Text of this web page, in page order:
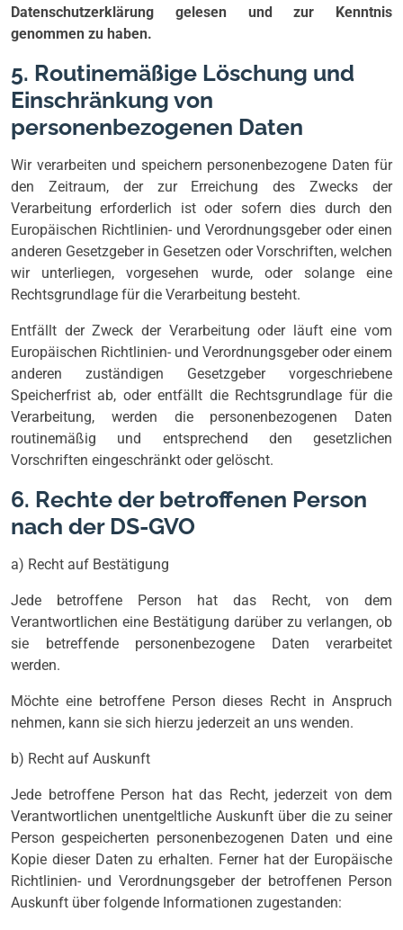
Datenschutzerklärung gelesen und zur Kenntnis
genommen zu haben.
5. Routinemäßige Löschung und
Einschränkung von
personenbezogenen Daten
Wir verarbeiten und speichern personenbezogene Daten für
den Zeitraum, der zur Erreichung des Zwecks der
Verarbeitung erforderlich ist oder sofern dies durch den
Europäischen Richtlinien- und Verordnungsgeber oder einen
anderen Gesetzgeber in Gesetzen oder Vorschriften, welchen
wir unterliegen, vorgesehen wurde, oder solange eine
Rechtsgrundlage für die Verarbeitung besteht.
Entfällt der Zweck der Verarbeitung oder läuft eine vom
Europäischen Richtlinien- und Verordnungsgeber oder einem
anderen zuständigen Gesetzgeber vorgeschriebene
Speicherfrist ab, oder entfällt die Rechtsgrundlage für die
Verarbeitung, werden die personenbezogenen Daten
routinemäßig und entsprechend den gesetzlichen
Vorschriften eingeschränkt oder gelöscht.
6. Rechte der betroffenen Person
nach der DS-GVO
a) Recht auf Bestätigung
Jede betroffene Person hat das Recht, von dem
Verantwortlichen eine Bestätigung darüber zu verlangen, ob
sie betreffende personenbezogene Daten verarbeitet
werden.
Möchte eine betroffene Person dieses Recht in Anspruch
nehmen, kann sie sich hierzu jederzeit an uns wenden.
b) Recht auf Auskunft
Jede betroffene Person hat das Recht, jederzeit von dem
Verantwortlichen unentgeltliche Auskunft über die zu seiner
Person gespeicherten personenbezogenen Daten und eine
Kopie dieser Daten zu erhalten. Ferner hat der Europäische
Richtlinien- und Verordnungsgeber der betroffenen Person
Auskunft über folgende Informationen zugestanden: